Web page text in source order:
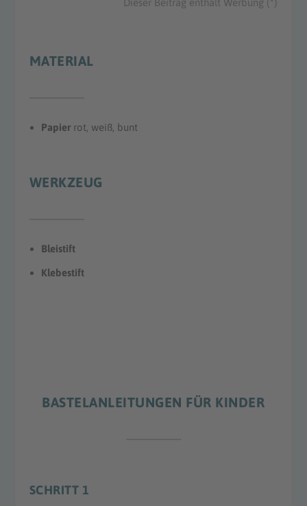
Dieser Beitrag enthält Werbung (*)
MATERIAL
Papier rot, weiß, bunt
WERKZEUG
Bleistift
Klebestift
BASTELANLEITUNGEN FÜR KINDER
SCHRITT 1